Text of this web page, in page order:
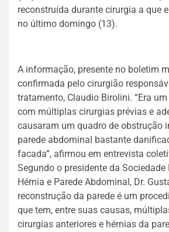
reconstruída durante cirurgia a que
no último domingo (13).
A informação, presente no boletim
confirmada pelo cirurgião
tratamento, Claudio Birolini. “Era
com múltiplas cirurgias prévias e
causaram um quadro de obstrução
parede abdominal bastante
facada”, afirmou em entrevista
Segundo o presidente da Sociedade
Hérnia e Parede Abdominal, Dr.
reconstrução da parede é um
que tem, entre suas causas,
cirurgias anteriores e hérnias da